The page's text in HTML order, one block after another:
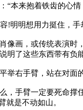
“本来抱着铁齿的心
!明明想用力挺住，
像画，或传统表演
明了这些东西带有负
右手臂，站在对
，手臂一定要死命
就是不动如山。